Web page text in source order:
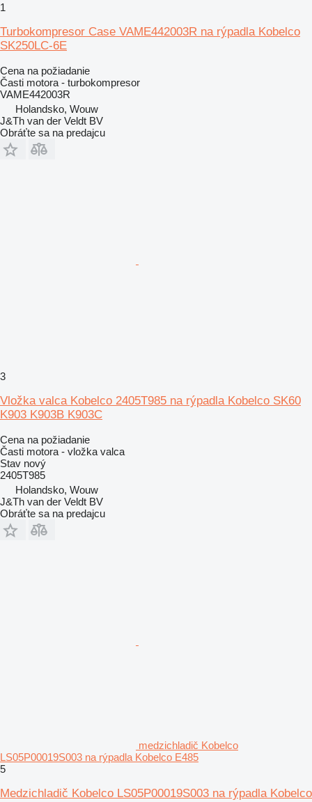
1
Turbokompresor Case VAME442003R na rýpadla Kobelco
SK250LC-6E
Cena na požiadanie
Časti motora - turbokompresor
VAME442003R
Holandsko, Wouw
J&Th van der Veldt BV
Obráťte sa na predajcu
3
Vložka valca Kobelco 2405T985 na rýpadla Kobelco SK60
K903 K903B K903C
Cena na požiadanie
Časti motora - vložka valca
Stav nový
2405T985
Holandsko, Wouw
J&Th van der Veldt BV
Obráťte sa na predajcu
medzichladič Kobelco
LS05P00019S003 na rýpadla Kobelco E485
5
Medzichladič Kobelco LS05P00019S003 na rýpadla Kobelco